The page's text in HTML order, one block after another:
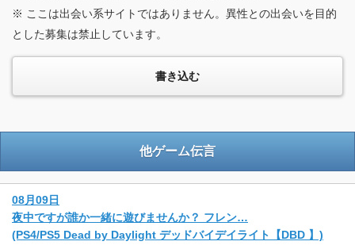
※ ここは出会い系サイトではありません。異性との出会いを目的
とした募集は禁止しています。
他ゲーム伝言
08月09日
夜中ですが誰か一緒に遊びませんか？ フレン…
(PS4/PS5 Dead by Daylight デッドバイデイライト【DBD 】)